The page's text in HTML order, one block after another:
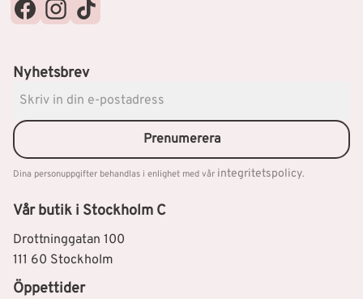
Vår butik i Stockholm C
Drottninggatan 100
111 60 Stockholm
Öppettider
Nyhetsbrev
Prenumerera
Dina personuppgifter behandlas i enlighet med vår integritetspolicy.